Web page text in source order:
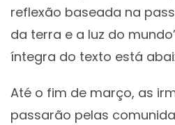
reflexão baseada na
da terra e a luz do
íntegra do texto está
Até o fim de março, as
passarão pelas